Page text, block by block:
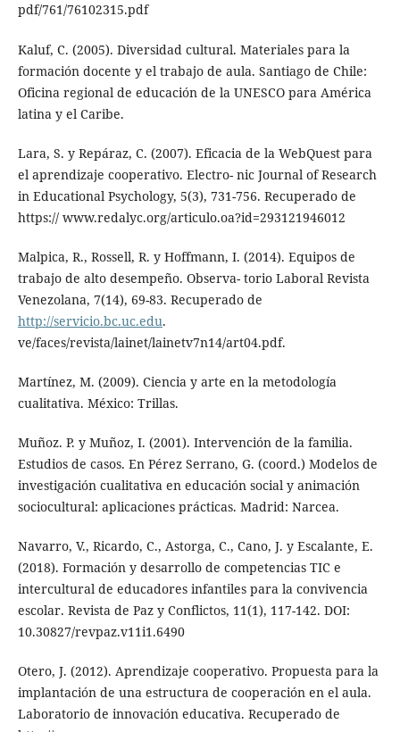
pdf/761/76102315.pdf
Kaluf, C. (2005). Diversidad cultural. Materiales para la
formación docente y el trabajo de aula. Santiago de Chile:
Oficina regional de educación de la UNESCO para América
latina y el Caribe.
Lara, S. y Repáraz, C. (2007). Eficacia de la WebQuest para
el aprendizaje cooperativo. Electro- nic Journal of Research
in Educational Psychology, 5(3), 731-756. Recuperado de
https:// www.redalyc.org/articulo.oa?id=293121946012
Malpica, R., Rossell, R. y Hoffmann, I. (2014). Equipos de
trabajo de alto desempeño. Observa- torio Laboral Revista
Venezolana, 7(14), 69-83. Recuperado de
http://servicio.bc.uc.edu.
ve/faces/revista/lainet/lainetv7n14/art04.pdf.
Martínez, M. (2009). Ciencia y arte en la metodología
cualitativa. México: Trillas.
Muñoz. P. y Muñoz, I. (2001). Intervención de la familia.
Estudios de casos. En Pérez Serrano, G. (coord.) Modelos de
investigación cualitativa en educación social y animación
sociocultural: aplicaciones prácticas. Madrid: Narcea.
Navarro, V., Ricardo, C., Astorga, C., Cano, J. y Escalante, E.
(2018). Formación y desarrollo de competencias TIC e
intercultural de educadores infantiles para la convivencia
escolar. Revista de Paz y Conflictos, 11(1), 117-142. DOI:
10.30827/revpaz.v11i1.6490
Otero, J. (2012). Aprendizaje cooperativo. Propuesta para la
implantación de una estructura de cooperación en el aula.
Laboratorio de innovación educativa. Recuperado de